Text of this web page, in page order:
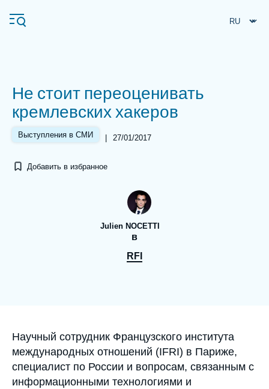
основному
principale
Ifri
Анализы
Не стоит переоценивать
кремлевских хакеров
Выступления в СМИ | 27/01/2017
Добавить в избранное
Julien NOCETTI
в
RFI
Accroche
Научный сотрудник Французского института
международных отношений (IFRI) в Париже,
специалист по России и вопросам, связанным с
информационными технологиями и